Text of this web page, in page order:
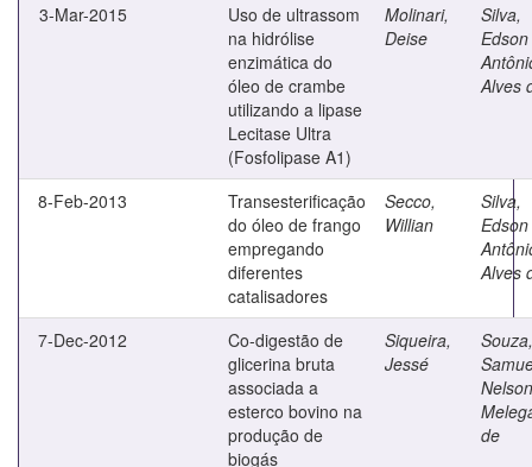
3-Mar-2015
Uso de ultrassom
na hidrólise
enzimática do
óleo de crambe
utilizando a lipase
Lecitase Ultra
(Fosfolipase A1)
Molinari,
Deise
Silva,
Edson
Alves
8-Feb-2013
Transesterificação
do óleo de frango
empregando
diferentes
catalisadores
Secco,
Willian
Silva,
Edson
Alves
7-Dec-2012
Co-digestão de
glicerina bruta
associada a
esterco bovino na
produção de
biogás
Siqueira,
Jessé
Souza,
Nelson
de